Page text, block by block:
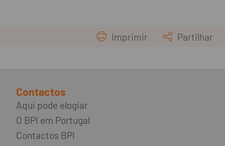
Imprimir Partilhar
Contactos
Aqui pode elogiar
O BPI em Portugal
Contactos BPI